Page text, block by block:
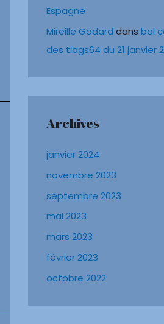
Espagne
Mireille Godard dans bal
des tiags64 du 21 janvier
Archives
janvier 2024
novembre 2023
septembre 2023
mai 2023
mars 2023
février 2023
octobre 2022